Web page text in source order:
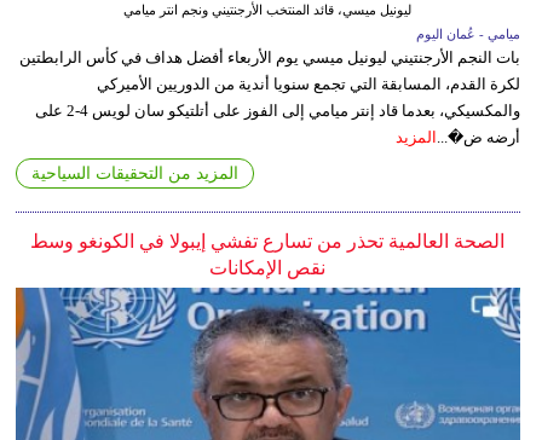
ليونيل ميسي، قائد المنتخب الأرجنتيني ونجم انتر ميامي
ميامي - عُمان اليوم
بات النجم الأرجنتيني ليونيل ميسي يوم الأربعاء أفضل هداف في كأس الرابطتين
لكرة القدم، المسابقة التي تجمع سنويا أندية من الدوريين الأميركي
والمكسيكي، بعدما قاد إنتر ميامي إلى الفوز على أتلتيكو سان لويس 4-2 على
أرضه ض�...
المزيد
المزيد من التحقيقات السياحية
الصحة العالمية تحذر من تسارع تفشي إيبولا في الكونغو وسط
نقص الإمكانات